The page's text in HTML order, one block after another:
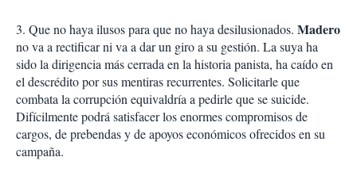
3. Que no haya ilusos para que no haya desilusionados. Madero
no va a rectificar ni va a dar un giro a su gestión. La suya ha
sido la dirigencia más cerrada en la historia panista, ha caído en
el descrédito por sus mentiras recurrentes. Solicitarle que
combata la corrupción equivaldría a pedirle que se suicide.
Difícilmente podrá satisfacer los enormes compromisos de
cargos, de prebendas y de apoyos económicos ofrecidos en su
campaña.